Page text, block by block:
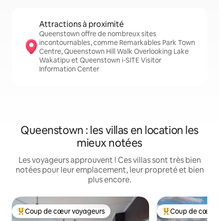
Attractions à proximité
Queenstown offre de nombreux sites
incontournables, comme Remarkables Park Town
Centre, Queenstown Hill Walk Overlooking Lake
Wakatipu et Queenstown i-SITE Visitor
Information Center
Queenstown : les villas en location les
mieux notées
Les voyageurs approuvent ! Ces villas sont très bien
notées pour leur emplacement, leur propreté et bien
plus encore.
Coups de cœur voyageurs les plus appréciés
Coup de cœur voyageurs Coups de cœur
Coup de cœur